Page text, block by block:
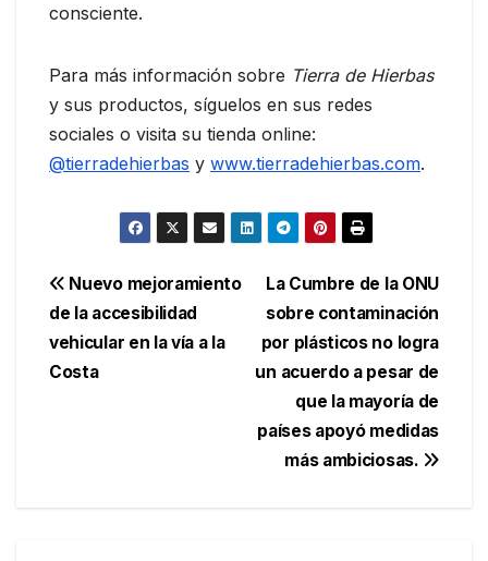
consciente.
Para más información sobre Tierra de Hierbas
y sus productos, síguelos en sus redes
sociales o visita su tienda online:
@tierradehierbas y www.tierradehierbas.com.
Navegación
de
entradas
La Cumbre de la ONU
sobre contaminación
por plásticos no logra
un acuerdo a pesar de
que la mayoría de
países apoyó medidas
más ambiciosas.
Nuevo mejoramiento
de la accesibilidad
vehicular en la vía a la
Costa